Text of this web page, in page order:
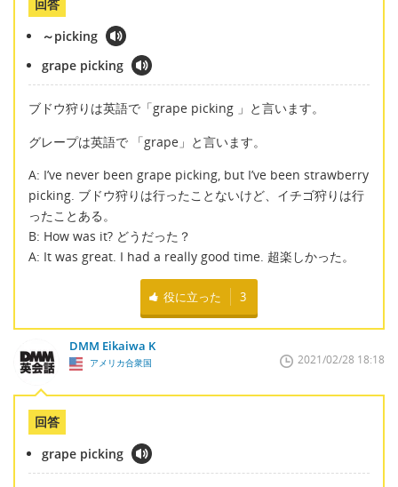
回答
～picking
grape picking
ブドウ狩りは英語で「grape picking 」と言います。
グレープは英語で 「grape」と言います。
A: I’ve never been grape picking, but I’ve been strawberry
picking. ブドウ狩りは行ったことないけど、イチゴ狩りは行
ったことある。
B: How was it? どうだった？
A: It was great. I had a really good time. 超楽しかった。
役に立った 3
DMM Eikaiwa K
アメリカ合衆国 2021/02/28 18:18
回答
grape picking